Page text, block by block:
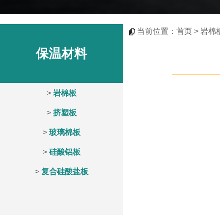
保温材料
> 岩棉板
> 挤塑板
> 玻璃棉板
> 硅酸铝板
> 复合硅酸盐板
当前位置： 首页 > 岩棉